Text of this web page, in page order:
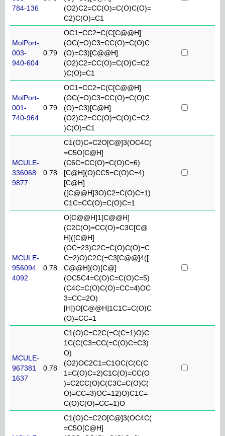
784-136
(O2)C2=CC(O)=C(O)C(O)=
C2)C(O)=C1
MolPort-
003-
940-604
0.79
OC1=CC2=C(C[C@@H]
(OC(=O)C3=CC(O)=C(O)C
(O)=C3)[C@@H]
(O2)C2=CC(O)=C(O)C=C2
)C(O)=C1
MolPort-
001-
740-964
0.79
OC1=CC2=C(C[C@@H]
(OC(=O)C3=CC(O)=C(O)C
(O)=C3)[C@H]
(O2)C2=CC(O)=C(O)C=C2
)C(O)=C1
MCULE-
336068
9877
0.78
C1(O)C=C2O[C@]3(OC4C(
=C5O[C@H]
(C6C=CC(O)=C(O)C=6)
[C@H](O)CC5=C(O)C=4)
[C@H]
([C@@H]3O)C2=C(O)C=1)
C1C=CC(O)=C(O)C=1
MCULE-
956094
4092
0.78
O[C@@H]1[C@@H]
(C2C(O)=CC(O)=C3C[C@
H]([C@H]
(OC=23)C2C=C(O)C(O)=C
C=2)O)C2C(=C3[C@@]4([
C@@H](O)[C@]
(OC5C4=C(O)C=C(O)C=5)
(C4C=C(O)C(O)=CC=4)OC
3=CC=2O)
[H])O[C@@H]1C1C=C(O)C
(O)=CC=1
MCULE-
967381
1637
0.78
C1(O)C=C2C(=C(C=1)O)C
1C(C(C3=CC(=C(O)C=C3)
O)
(O2)OC2C1=C1OC(C(C(C
1=C(O)C=2)C1C(O)=CC(O
)=C2CC(O)C(C3C=C(O)C(
O)=CC=3)OC=12)O)C1C=
C(O)C(O)=CC=1)O
C1(O)C=C2O[C@]3(OC4C(
=C5O[C@H]